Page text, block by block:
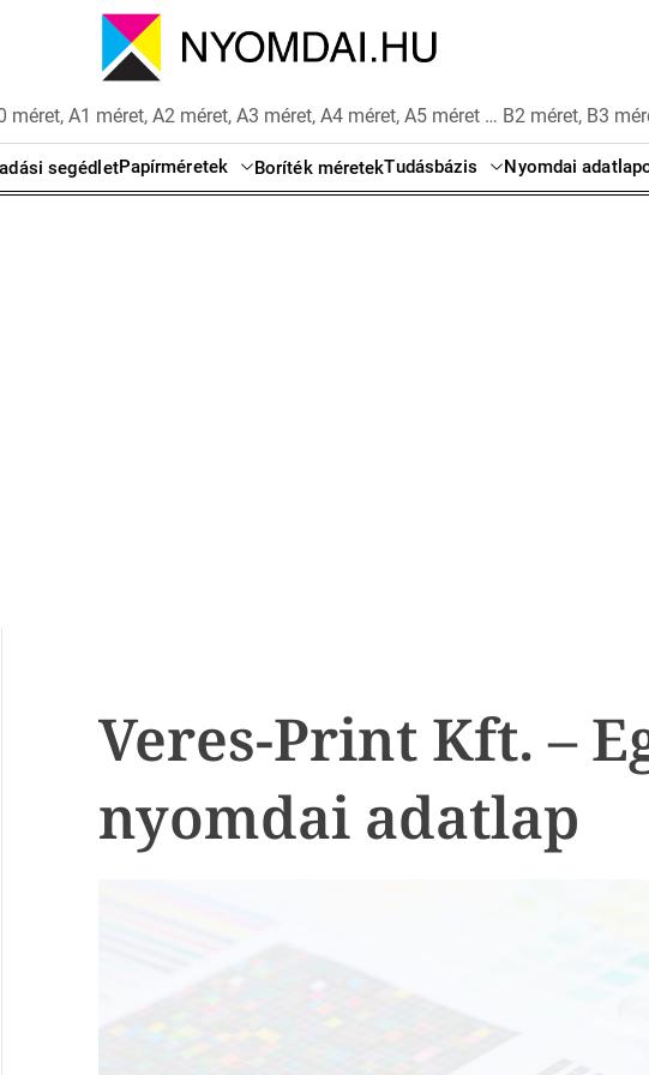
A1 méret, A2 méret, A3 méret, A4 méret, A5 méret … B2 méret, B3
segédletPapírméretek Boríték méretekTudásbázis Nyomdai
Veres-Print Kft. –
nyomdai adatlap